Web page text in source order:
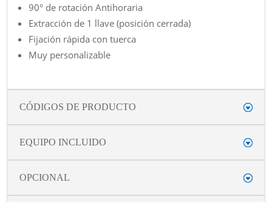
90° de rotación Antihoraria
Extracción de 1 llave (posición cerrada)
Fijación rápida con tuerca
Muy personalizable
CÓDIGOS DE PRODUCTO
EQUIPO INCLUIDO
OPCIONAL